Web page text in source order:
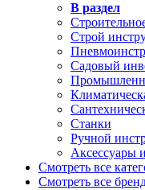
В раздел
Строй
Садовый
Станки
Ручной
Аксессуары
Смотреть все
Смотреть все